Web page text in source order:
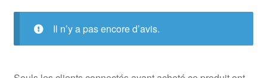
Il n’y a pas encore d’avis.